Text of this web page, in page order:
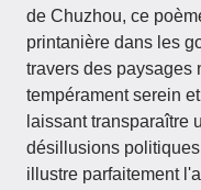
de Chuzhou, ce
printanière dans les
travers des paysages
tempérament serein
laissant transparaître
désillusions
illustre parfaitement